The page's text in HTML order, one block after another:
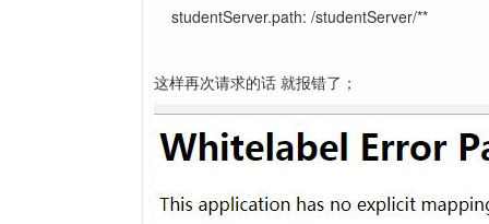
studentServer.path: /studentServer/**
这样再次请求的话 就报错了；